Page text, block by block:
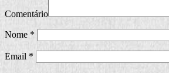
Comentário
Nome *
Email *